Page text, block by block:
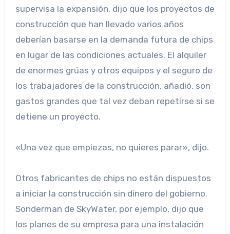
supervisa la expansión, dijo que los proyectos de
construcción que han llevado varios años
deberían basarse en la demanda futura de chips
en lugar de las condiciones actuales. El alquiler
de enormes grúas y otros equipos y el seguro de
los trabajadores de la construcción, añadió, son
gastos grandes que tal vez deban repetirse si se
detiene un proyecto.
«Una vez que empiezas, no quieres parar», dijo.
Otros fabricantes de chips no están dispuestos
a iniciar la construcción sin dinero del gobierno.
Sonderman de SkyWater, por ejemplo, dijo que
los planes de su empresa para una instalación